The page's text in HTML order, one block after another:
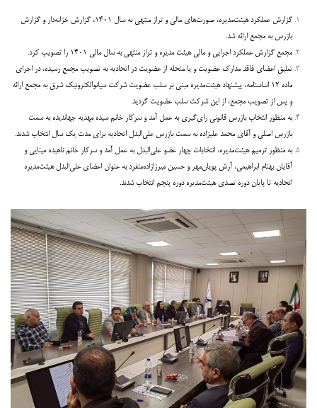
گزارش عملکرد هیئت‌مدیره، صورت‌های مالی و تراز منتهی به سال ۱۴۰۱، گزارش خزانه‌دار و گزارش
بازرس به مجمع ارائه شد.
مجمع گزارش عملکرد اجرایی و مالی هیئت مدیره و تراز منتهی به سال مالی ۱۴۰۱ را تصویب کرد.
تعلیق اعضای فاقد مدارک عضویت و یا منحله از عضویت در اتحادیه به تصویب مجمع رسیده، در اجرای
ماده ۱۲ اساسنامه، پیشنهاد هیئت‌مدیره مبنی بر سلب عضویت شرکت سپانوالکترونیک شرق به مجمع ارائه
و پس از تصویب مجمع، از این شرکت سلب عضویت گردید.
به منظور انتخاب بازرس قانونی رای‌گیری به عمل آمد و سرکار خانم سیده مهدیه جهاندیده به سمت
بازرس اصلی و آقای محمد علیزاده به سمت بازرس علی‌البدل اتحادیه برای مدت یک سال انتخاب شدند.
به منظور ترمیم هیئت‌مدیره، انتخابات چهار عضو علی‌البدل به عمل آمد و سرکار خانم ناهیده مینایی و
آقایان بهنام ابراهیمی، آرش پویان‌مهر و حسین میرزازاده‌منفرد به عنوان اعضای علی‌البدل هیئت‌مدیره
اتحادیه تا پایان دوره تصدی هیئت‌مدیره دوره پنجم انتخاب شدند.